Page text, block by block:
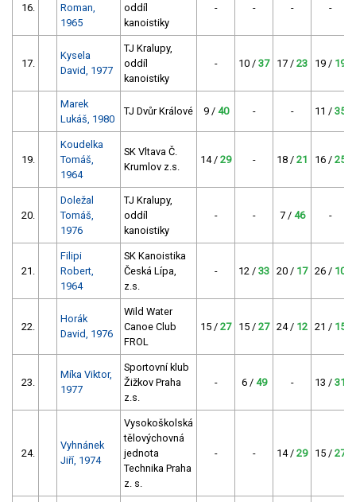
16.
Roman,
1965
oddíl
kanoistiky
- - - -
17.
Kysela
David, 1977
TJ Kralupy,
oddíl
kanoistiky
- 10 / 37 17 / 23 19 / 19
Marek
Lukáš, 1980
TJ Dvůr Králové 9 / 40 - - 11 / 35
19.
Koudelka
Tomáš,
1964
SK Vltava Č.
Krumlov z.s.
14 / 29 - 18 / 21 16 / 25
20.
Doležal
Tomáš,
1976
TJ Kralupy,
oddíl
kanoistiky
- - 7 / 46 -
21.
Filipi
Robert,
1964
SK Kanoistika
Česká Lípa,
z.s.
- 12 / 33 20 / 17 26 / 10
22.
Horák
David, 1976
Wild Water
Canoe Club
FROL
15 / 27 15 / 27 24 / 12 21 / 15
23.
Míka Viktor,
1977
Sportovní klub
Žižkov Praha
z.s.
- 6 / 49 - 13 / 31
24.
Vyhnánek
Jiří, 1974
Vysokoškolská
tělovýchovná
jednota
Technika Praha
z. s.
- - 14 / 29 15 / 27